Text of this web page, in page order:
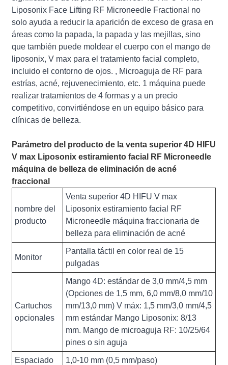
Liposonix Face Lifting RF Microneedle Fractional no
solo ayuda a reducir la aparición de exceso de grasa en
áreas como la papada, la papada y las mejillas, sino
que también puede moldear el cuerpo con el mango de
liposonix, V max para el tratamiento facial completo,
incluido el contorno de ojos. , Microaguja de RF para
estrías, acné, rejuvenecimiento, etc. 1 máquina puede
realizar tratamientos de 4 formas y a un precio
competitivo, convirtiéndose en un equipo básico para
clínicas de belleza.
Parámetro del producto de la venta superior 4D HIFU
V max Liposonix estiramiento facial RF Microneedle
máquina de belleza de eliminación de acné
fraccional
nombre del
producto
Venta superior 4D HIFU V max
Liposonix estiramiento facial RF
Microneedle máquina fraccionaria de
belleza para eliminación de acné
Monitor
Pantalla táctil en color real de 15
pulgadas
Cartuchos
opcionales
Mango 4D: estándar de 3,0 mm/4,5 mm
(Opciones de 1,5 mm, 6,0 mm/8,0 mm/10
mm/13,0 mm) V máx: 1,5 mm/3,0 mm/4,5
mm estándar Mango Liposonix: 8/13
mm. Mango de microaguja RF: 10/25/64
pines o sin aguja
Espaciado 1,0-10 mm (0,5 mm/paso)